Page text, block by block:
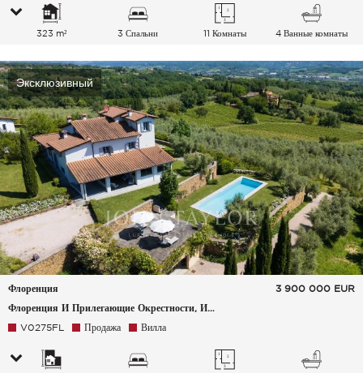
323 m² 3 Спальни 11 Комнаты 4 Ванные комнаты
Эксклюзивный
Флоренция
Флоренция И Прилегающие Окрестности, Италия
3 900 000 EUR
V0275FL Продажа Вилла